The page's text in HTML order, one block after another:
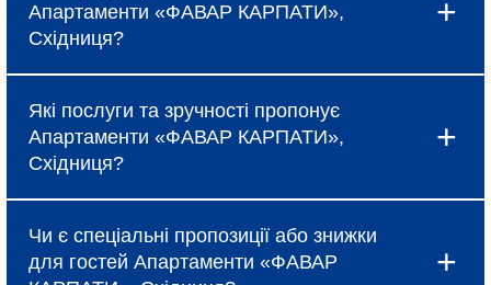
Апартаменти «ФАВАР КАРПАТИ»,
Східниця?
Східниця коливаються і залежать від
вибраного типу номеру, сезону та наявності
спеціальних пропозицій, про які можна
дізнатися під час бронювання.
Які послуги та зручності пропонує
Апартаменти «ФАВАР КАРПАТИ»,
Східниця?
безкоштовний Wi-Fi, щоденне прибирання та
сніданок (за тарифом). Крім того, в
Чи є спеціальні пропозиції або знижки
для гостей Апартаменти «ФАВАР